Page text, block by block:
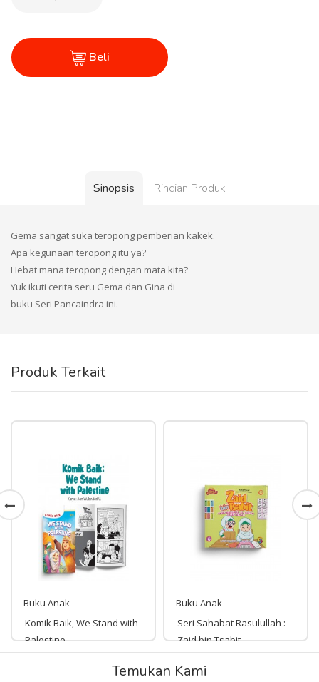
Beli
Sinopsis Rincian Produk
Gema sangat suka teropong pemberian kakek.
Apa kegunaan teropong itu ya?
Hebat mana teropong dengan mata kita?
Yuk ikuti cerita seru Gema dan Gina di
buku Seri Pancaindra ini.
Produk Terkait
Buku Anak
Komik Baik, We Stand with
Palestine
49,000
Buku Anak
Seri Sahabat Rasulullah :
Zaid bin Tsabit
Rp 35,000
Temukan Kami